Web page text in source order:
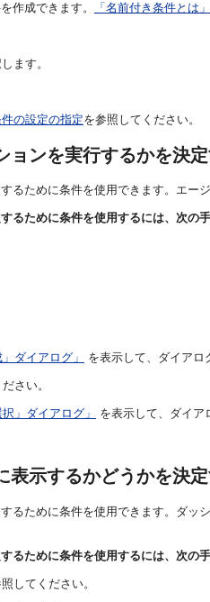
作成できます。 「名前付き条件とは」
ます。
の設定の指定を参照してください。
ンを実行するかを決
るために条件を使用できます。エージ
るために条件を使用するには、次の手
ダイアログ」 を表示して、ダイアロ
さい。
択」ダイアログ」 を表示して、ダイア
示するかどうかを決
ために条件を使用できます。ダッ
るために条件を使用するには、次の手
してください。